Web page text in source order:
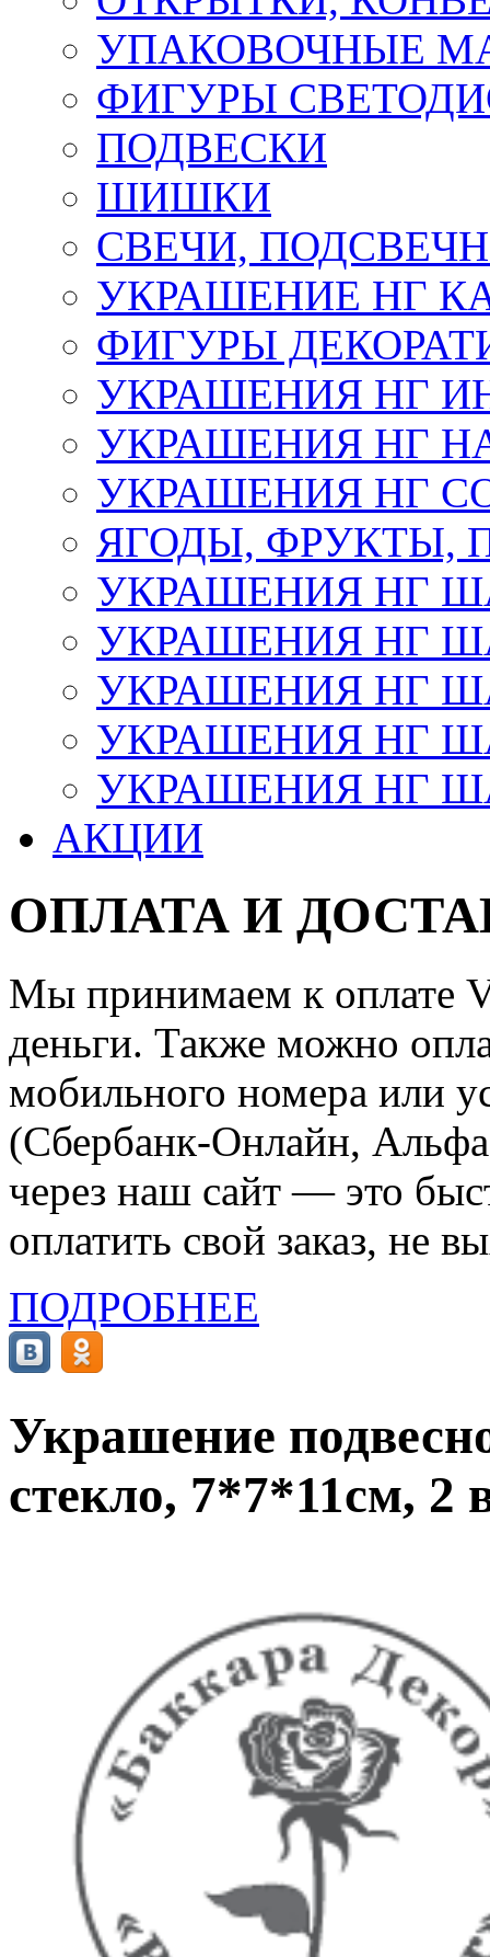
УПАКОВОЧНЫЕ
ФИГУРЫ
ПОДВЕСКИ
ШИШКИ
СВЕЧИ,
УКРАШЕНИЕ НГ
ФИГУРЫ
УКРАШЕНИЯ НГ
УКРАШЕНИЯ НГ
УКРАШЕНИЯ НГ
ЯГОДЫ, ФРУКТЫ,
УКРАШЕНИЯ НГ
УКРАШЕНИЯ НГ
УКРАШЕНИЯ НГ
УКРАШЕНИЯ НГ
УКРАШЕНИЯ НГ
АКЦИИ
ОПЛАТА И
Мы принимаем к оплате
деньги. Также можно
мобильного номера или
(Сбербанк-Онлайн,
через наш сайт — это
оплатить свой заказ, не
ПОДРОБНЕЕ
Украшение
стекло, 7*7*11см, 2